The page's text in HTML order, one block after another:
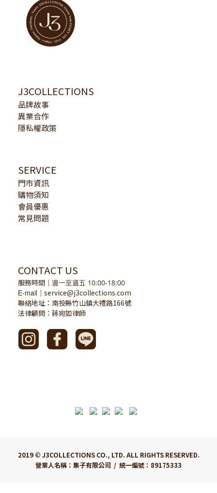
J3COLLECTIONS
品牌故事
異業合作
隱私權政策
SERVICE
門市資訊
購物須知
會員優惠
常見問題
CONTACT US
服務時間 ｜ 週一至週五 10:00-18:00
E-mail ｜ service@j3collections.com
聯絡地址：南投縣竹山鎮大禮路166號
法律顧問：蔣宛如律師
2019 © J3COLLECTIONS CO., LTD. ALL RIGHTS RESERVED.
營業人名稱：集子有限公司 / 統一編號：89175333